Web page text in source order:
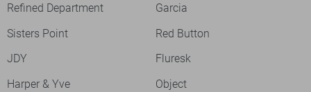
Refined Department
Garcia
Sisters Point
Red Button
JDY
Fluresk
Harper & Yve
Object